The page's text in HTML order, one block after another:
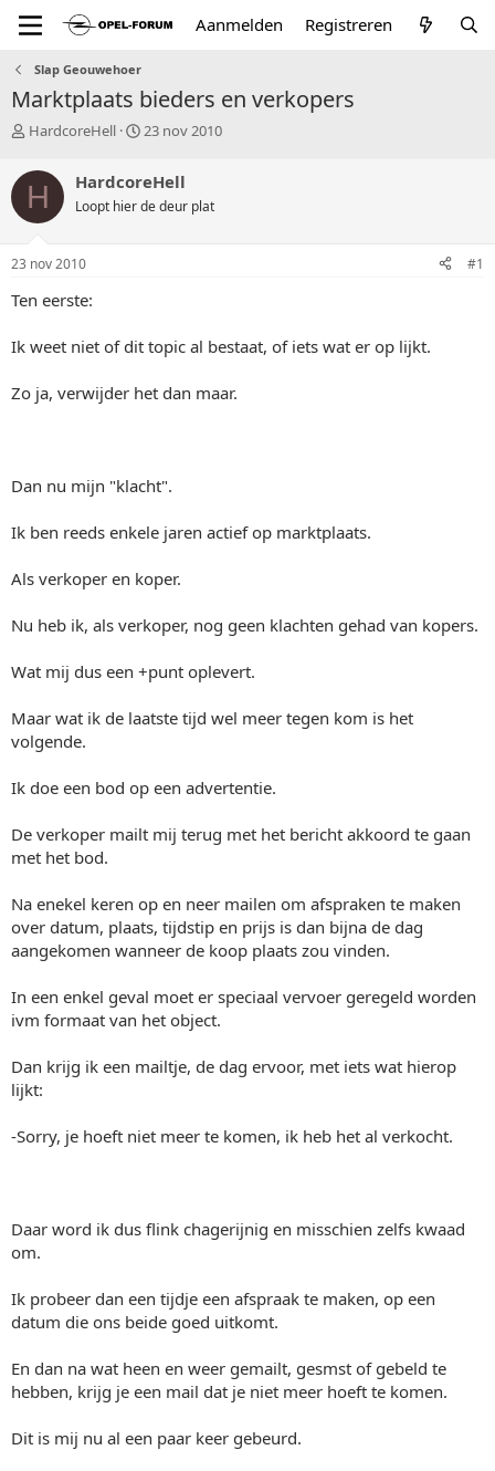
Aanmelden Registreren
Slap Geouwehoer
Marktplaats bieders en verkopers
T
p
i
c
s
a
t
r
HardcoreHell
S
r
t
a
23 nov 2010
H HardcoreHell
Loopt hier de deur plat
23 nov 2010 #1
Ten eerste:
Ik weet niet of dit topic al bestaat, of iets wat er op lijkt.
Zo ja, verwijder het dan maar.
Dan nu mijn "klacht".
Ik ben reeds enkele jaren actief op marktplaats.
Als verkoper en koper.
Nu heb ik, als verkoper, nog geen klachten gehad van kopers.
Wat mij dus een +punt oplevert.
Maar wat ik de laatste tijd wel meer tegen kom is het
volgende.
Ik doe een bod op een advertentie.
De verkoper mailt mij terug met het bericht akkoord te gaan
met het bod.
Na enekel keren op en neer mailen om afspraken te maken
over datum, plaats, tijdstip en prijs is dan bijna de dag
aangekomen wanneer de koop plaats zou vinden.
In een enkel geval moet er speciaal vervoer geregeld worden
ivm formaat van het object.
Dan krijg ik een mailtje, de dag ervoor, met iets wat hierop
lijkt:
-Sorry, je hoeft niet meer te komen, ik heb het al verkocht.
Daar word ik dus flink chagerijnig en misschien zelfs kwaad
om.
Ik probeer dan een tijdje een afspraak te maken, op een
datum die ons beide goed uitkomt.
En dan na wat heen en weer gemailt, gesmst of gebeld te
hebben, krijg je een mail dat je niet meer hoeft te komen.
Dit is mij nu al een paar keer gebeurd.